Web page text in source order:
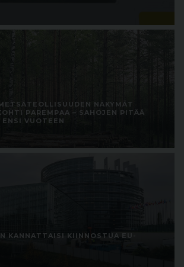
NÄKYMÄT
PAREMPAA – SAHOJEN PITÄÄ
VUOTEEN
KANNATTAISI KIINNOSTUA EU-